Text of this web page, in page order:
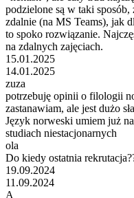
podzielone są w taki
zdalnie (na MS Teams), jak
to spoko rozwiązanie.
na zdalnych zajęciach.
15.01.2025
14.01.2025
zuza
potrzebuję opinii o filologii
zastanawiam, ale jest dużo
Język norweski umiem już
studiach niestacjonarnych
ola
Do kiedy ostatnia
19.09.2024
11.09.2024
A